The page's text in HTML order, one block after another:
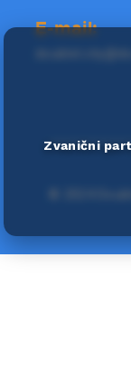
E-mail:
Zvanični